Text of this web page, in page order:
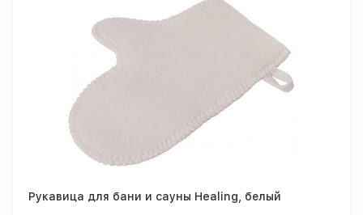
Рукавица для бани и сауны Healing, белый